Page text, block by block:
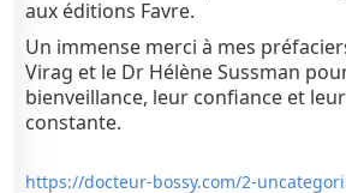
aux éditions Favre.
Un immense merci à mes
Virag et le Dr Hélène Sussman
bienveillance, leur confiance et
constante.
https://docteur-bossy.com/2-